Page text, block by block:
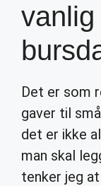
Det er som
gaver til
det er ikke
man skal
tenker jeg at